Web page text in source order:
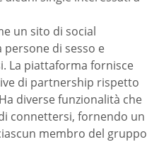
un sito di social
di sesso e
La piattaforma fornisce
di partnership rispetto
diverse funzionalità che
connettersi, fornendo un
membro del gruppo